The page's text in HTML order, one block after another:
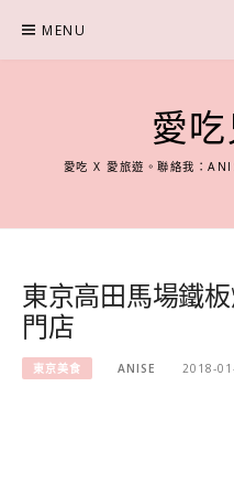
content
MENU
愛
愛吃 X 愛旅遊。聯絡我：
東京高田馬場鐵
門店
東京美食 ANISE 2018-